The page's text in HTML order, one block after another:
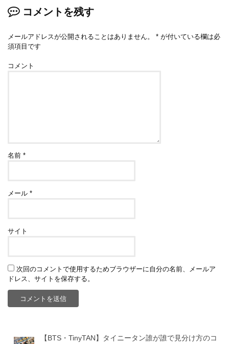
コメントを残す
メールアドレスが公開されることはありません。 * が付いている欄は必
須項目です
コメント
名前*
メール*
サイト
次回のコメントで使用するためブラウザーに自分の名前、メールア
ドレス、サイトを保存する。
【BTS・TinyTAN】タイニータン誰が誰で見分け方のコ